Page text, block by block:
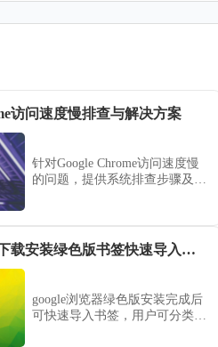
访问速度慢排查与解决方案
针对Google Chrome访问速度慢
的问题，提供系统排查步骤及有
google浏览器下载安装绿色版书签快速导入方法
google浏览器绿色版安装完成后
可快速导入书签，用户可分类整